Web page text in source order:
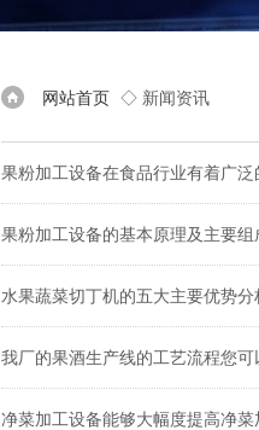
网站首页 ◇ 新闻资讯
果粉加工设备在食品行业有着广泛
果粉加工设备的基本原理及主要组
水果蔬菜切丁机的五大主要优势分
我厂的果酒生产线的工艺流程您可
净菜加工设备能够大幅度提高净